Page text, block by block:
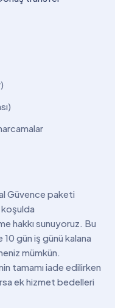
Güvence paketi
koşulda
hakkı sunuyoruz. Bu
gün iş günü kalana
mümkün.
tamamı iade edilirken
ek hizmet bedelleri